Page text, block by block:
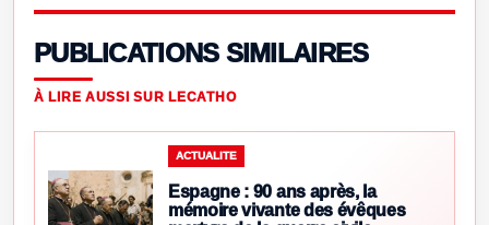
PUBLICATIONS SIMILAIRES
À LIRE AUSSI SUR LECATHO
ACTUALITE
Espagne : 90 ans après, la
mémoire vivante des évêques